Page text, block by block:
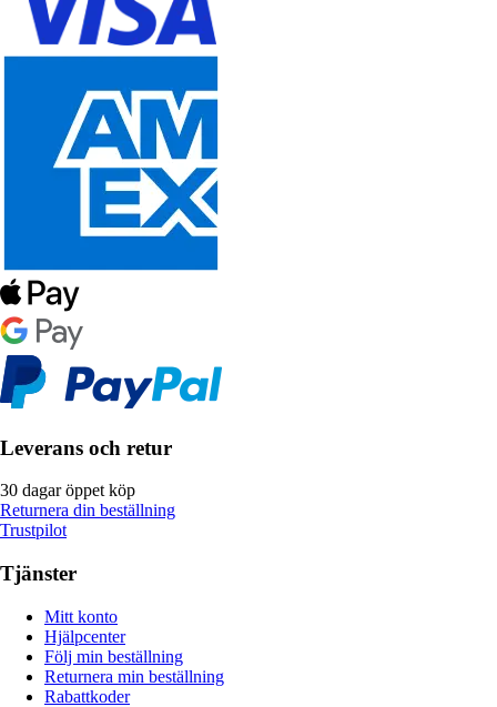
Leverans och retur
30 dagar öppet köp
Returnera din beställning
Trustpilot
Tjänster
Mitt konto
Hjälpcenter
Följ min beställning
Returnera min beställning
Rabattkoder